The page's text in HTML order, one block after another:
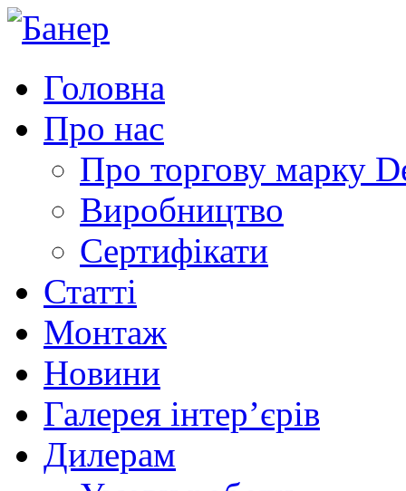
Головна
Про нас
Про торгову марку
Виробництво
Сертифікати
Статті
Монтаж
Новини
Галерея інтер’єрів
Дилерам